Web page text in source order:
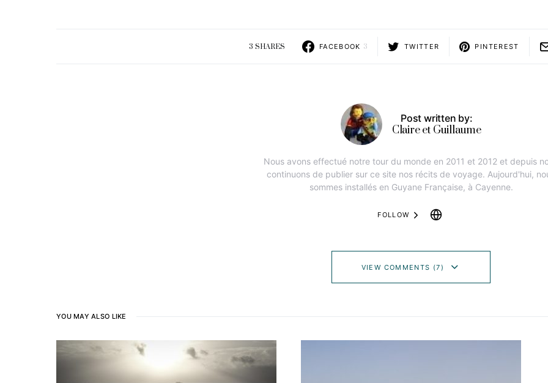
3 SHARES FACEBOOK 3 TWITTER PINTEREST
Post written by:
Claire et Guillaume
Nous avons effectué notre tour du monde en 2011 et 2012 et depuis
continuons de publier sur ce site nos récits de voyage. Aujourd'hui,
sommes installés en Guyane Française, à Cayenne.
FOLLOW
VIEW COMMENTS (7)
YOU MAY ALSO LIKE